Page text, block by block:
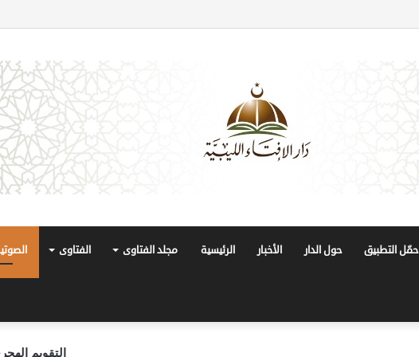
حمّل التطبيق حول الدار الأخبار الرئيسية مجلد الفتاوى الفتاوى
التقويم